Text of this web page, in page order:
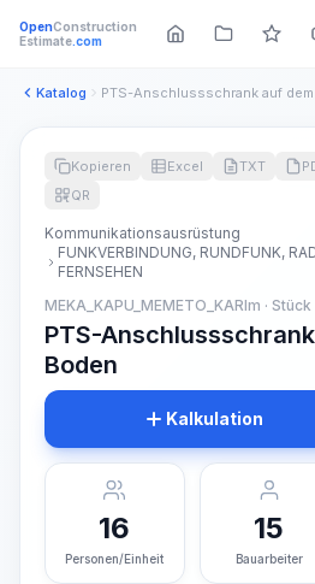
OpenConstruction
Estimate.com
Katalog PTS-Anschlussschrank auf
Kopieren Excel TXT
QR
Kommunikationsausrüstung
FUNKVERBINDUNG, RUNDFUNK,
FERNSEHEN
MEKA_KAPU_MEMETO_KARIm · Stück
PTS-
Boden
Kalkulation
16
Personen/Einheit
15
Bauarbeiter